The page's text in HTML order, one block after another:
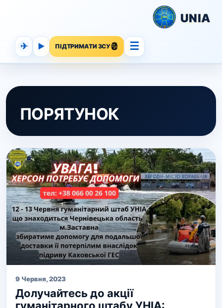
UNIA
✈ ▶ ПІДТРИМАТИ ЗСУ ☰
ПОРЯТУНОК
9 Червня, 2023
Долучайтесь до акції